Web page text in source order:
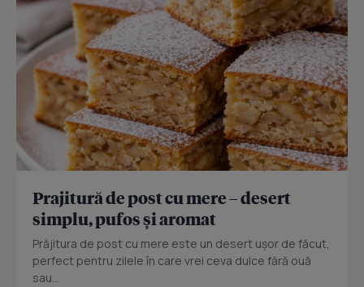
Prajitură de post cu mere – desert
simplu, pufos și aromat
Prăjitura de post cu mere este un desert ușor de făcut,
perfect pentru zilele în care vrei ceva dulce fără ouă
sau...